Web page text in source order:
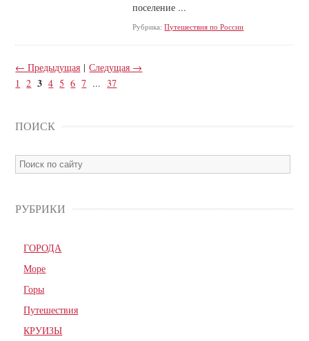
поселение ...
Рубрика:Путешествия по России
← Предыдущая |Следущая →
1 2 3 4 5 6 7 ...37
ПОИСК
РУБРИКИ
ГОРОДА
Море
Горы
Путешествия
КРУИЗЫ